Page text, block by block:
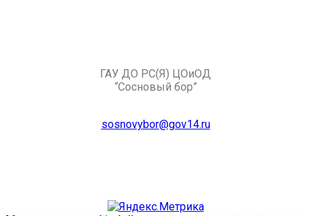
ГАУ ДО РС(Я) ЦОиОД
“Сосновый бор”
sosnovybor@gov14.ru